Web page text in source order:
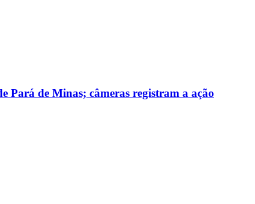
Pará de Minas; câmeras registram a ação